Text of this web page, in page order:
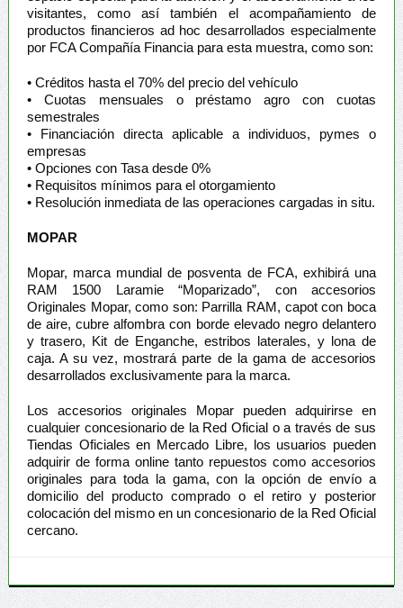
visitantes, como así también el acompañamiento de
productos financieros ad hoc desarrollados especialmente
por FCA Compañía Financia para esta muestra, como son:
• Créditos hasta el 70% del precio del vehículo
• Cuotas mensuales o préstamo agro con cuotas
semestrales
• Financiación directa aplicable a individuos, pymes o
empresas
• Opciones con Tasa desde 0%
• Requisitos mínimos para el otorgamiento
• Resolución inmediata de las operaciones cargadas in situ.
MOPAR
Mopar, marca mundial de posventa de FCA, exhibirá una
RAM 1500 Laramie “Moparizado”, con accesorios
Originales Mopar, como son: Parrilla RAM, capot con boca
de aire, cubre alfombra con borde elevado negro delantero
y trasero, Kit de Enganche, estribos laterales, y lona de
caja. A su vez, mostrará parte de la gama de accesorios
desarrollados exclusivamente para la marca.
Los accesorios originales Mopar pueden adquirirse en
cualquier concesionario de la Red Oficial o a través de sus
Tiendas Oficiales en Mercado Libre, los usuarios pueden
adquirir de forma online tanto repuestos como accesorios
originales para toda la gama, con la opción de envío a
domicilio del producto comprado o el retiro y posterior
colocación del mismo en un concesionario de la Red Oficial
cercano.